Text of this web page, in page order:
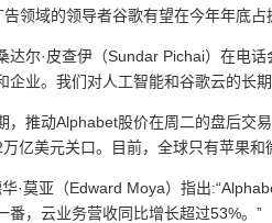
领域的领导者谷歌有望在今年年底
达尔·皮查伊（Sundar Pichai）在电
企业。我们对人工智能和谷歌云的长
，推动Alphabet股价在周二的盘后交
万亿美元关口。目前，全球只有苹果
·莫亚（Edward Moya）指出
番，云业务营收同比增长超过53%。”